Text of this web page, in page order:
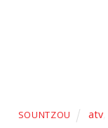
SOUNTZOU atv